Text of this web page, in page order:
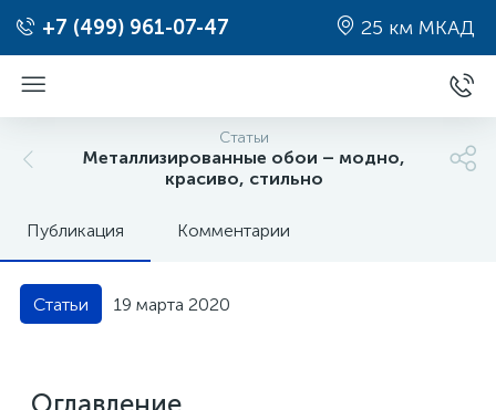
+7 (499) 961-07-47 25 км МКАД
Статьи
Металлизированные обои – модно,
красиво, стильно
Публикация Комментарии
Статьи 19 марта 2020